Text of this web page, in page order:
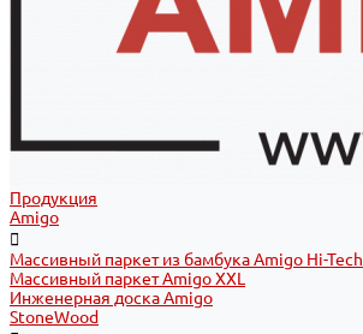
Продукция
Amigo
Массивный паркет из бамбука Amigo Hi-Tech
Массивный паркет Amigo XXL
Инженерная доска Amigo
StoneWood